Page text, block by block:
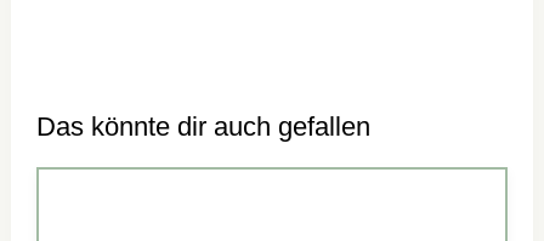
Das könnte dir auch gefallen